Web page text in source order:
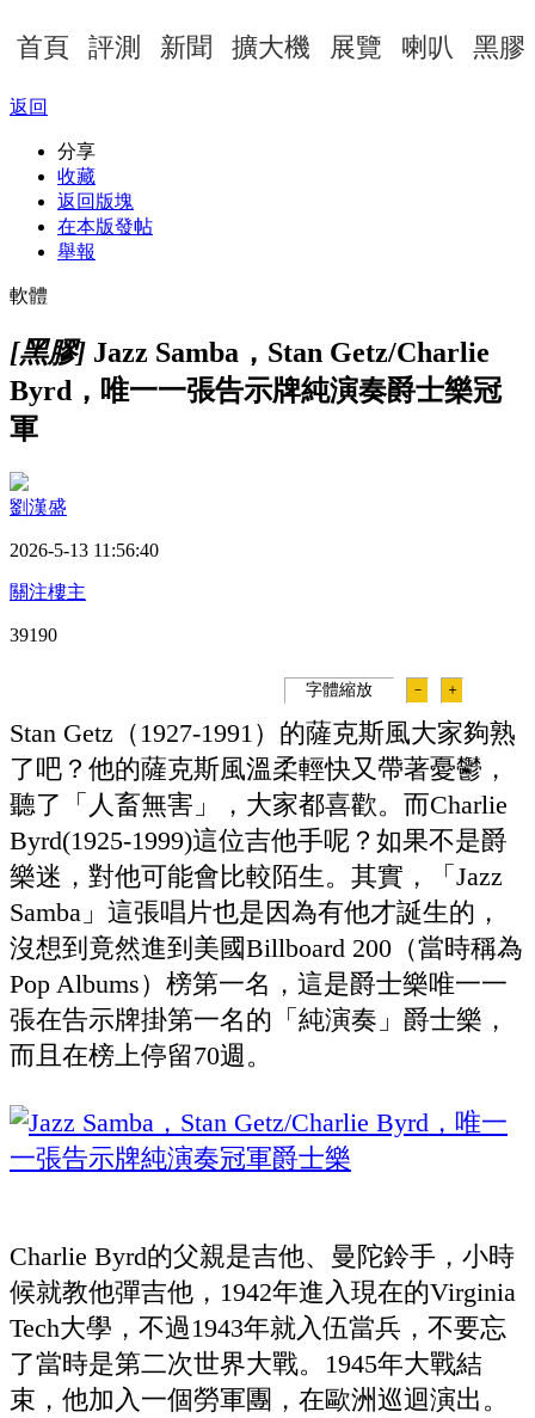
首頁 評測 新聞 擴大機 展覽 喇叭 黑膠
返回
分享
收藏
返回版塊
在本版發帖
舉報
軟體
[黑膠] Jazz Samba，Stan Getz/Charlie
Byrd，唯一一張告示牌純演奏爵士樂冠
軍
劉漢盛
2026-5-13 11:56:40
關注樓主
39190
字體縮放 － ＋
Stan Getz（1927-1991）的薩克斯風大家夠熟
了吧？他的薩克斯風溫柔輕快又帶著憂鬱，
聽了「人畜無害」，大家都喜歡。而Charlie
Byrd(1925-1999)這位吉他手呢？如果不是爵
樂迷，對他可能會比較陌生。其實，「Jazz
Samba」這張唱片也是因為有他才誕生的，
沒想到竟然進到美國Billboard 200（當時稱為
Pop Albums）榜第一名，這是爵士樂唯一一
張在告示牌掛第一名的「純演奏」爵士樂，
而且在榜上停留70週。
Charlie Byrd的父親是吉他、曼陀鈴手，小時
候就教他彈吉他，1942年進入現在的Virginia
Tech大學，不過1943年就入伍當兵，不要忘
了當時是第二次世界大戰。1945年大戰結
束，他加入一個勞軍團，在歐洲巡迴演出。